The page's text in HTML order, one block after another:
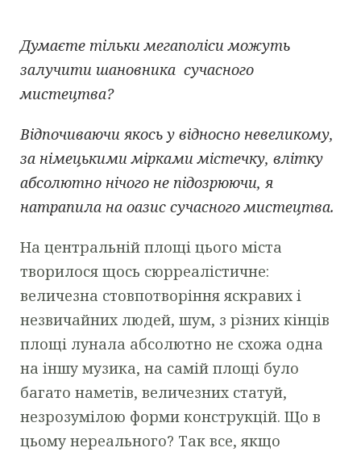
Думаєте тільки мегаполіси можуть
залучити шановника сучасного
мистецтва?
Відпочиваючи якось у відносно невеликому,
за німецькими мірками містечку, влітку
абсолютно нічого не підозрюючи, я
натрапила на оазис сучасного мистецтва.
На центральній площі цього міста
творилося щось сюрреалістичне:
величезна стовпотворіння яскравих і
незвичайних людей, шум, з різних кінців
площі лунала абсолютно не схожа одна
на іншу музика, на самій площі було
багато наметів, величезних статуй,
незрозумілою форми конструкцій. Що в
цьому нереального? Так все, якщо